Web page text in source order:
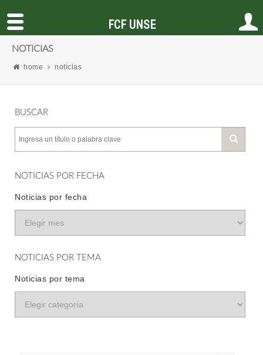
NOTICIAS
home noticias
BUSCAR
NOTICIAS POR FECHA
Noticias por fecha
NOTICIAS POR TEMA
Noticias por tema
FCF UNSE